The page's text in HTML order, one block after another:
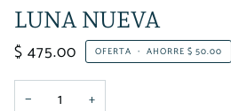
LUNA NUEVA
$ 475.00 OFERTA • AHORRE $ 50.00
− +